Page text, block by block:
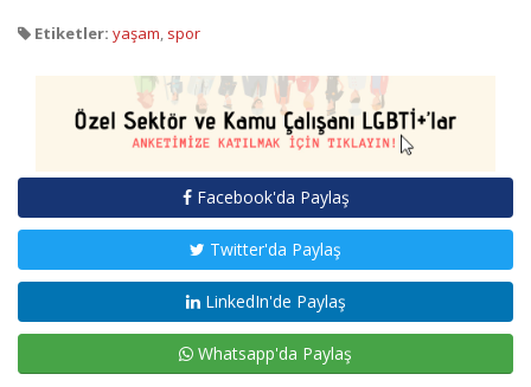
Etiketler: yaşam, spor
Facebook'da Paylaş
Twitter'da Paylaş
LinkedIn'de Paylaş
Whatsapp'da Paylaş